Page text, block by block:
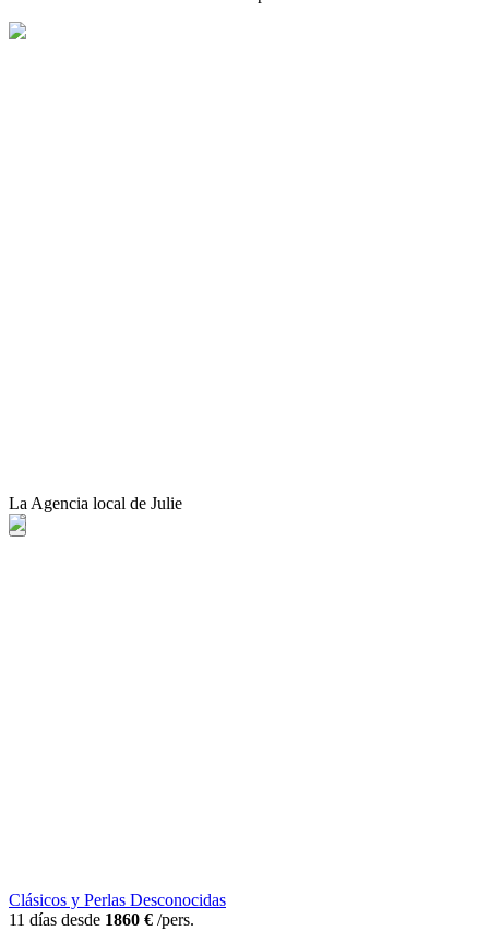
La Agencia local de Julie
Clásicos y Perlas Desconocidas
11 días desde 1860 € /pers.